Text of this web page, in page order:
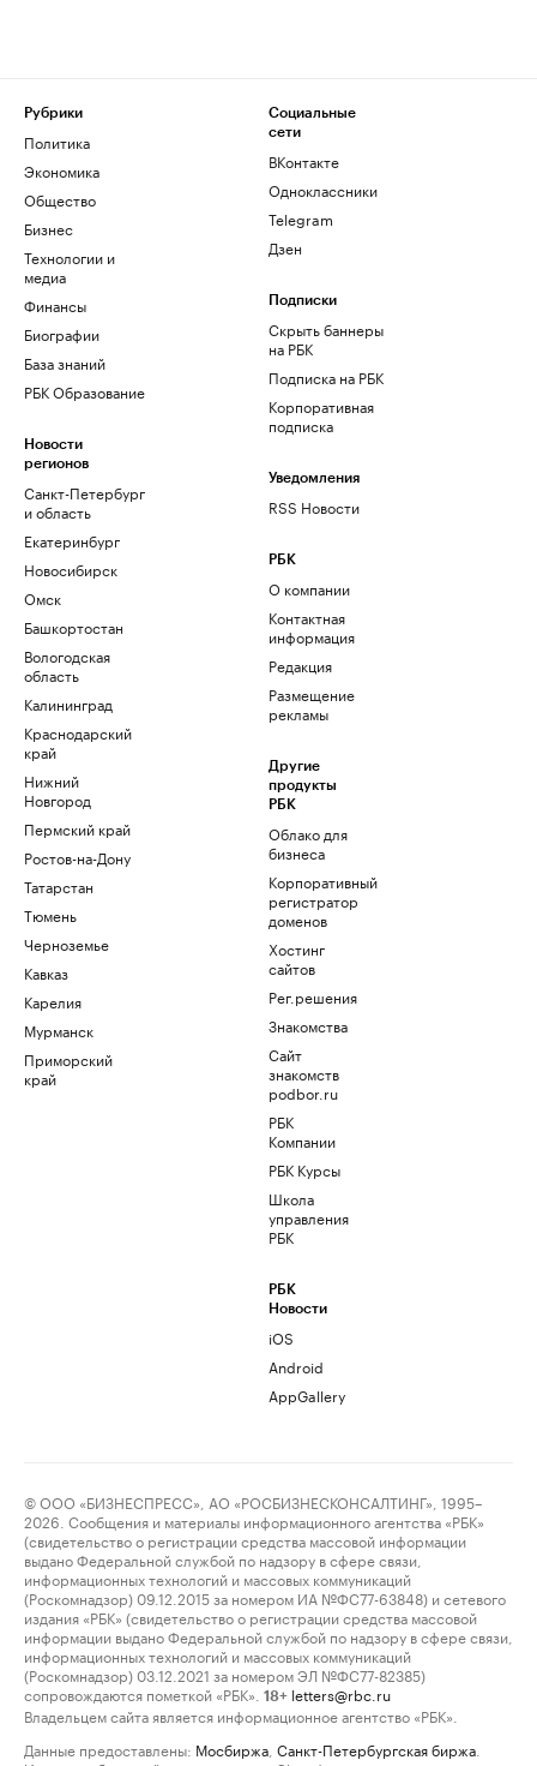
Рубрики
Политика
Экономика
Общество
Бизнес
Технологии и
медиа
Финансы
Биографии
База знаний
РБК Образование
Новости
регионов
Санкт-Петербург
и область
Екатеринбург
Новосибирск
Омск
Башкортостан
Вологодская
область
Калининград
Краснодарский
край
Нижний
Новгород
Пермский край
Ростов-на-Дону
Татарстан
Тюмень
Черноземье
Кавказ
Карелия
Мурманск
Приморский
край
Социальные
сети
ВКонтакте
Одноклассники
Telegram
Дзен
Подписки
Скрыть баннеры
на РБК
Подписка на РБК
Корпоративная
подписка
Уведомления
RSS Новости
РБК
О компании
Контактная
информация
Редакция
Размещение
рекламы
Другие
продукты
РБК
Облако для
бизнеса
Корпоративный
регистратор
доменов
Хостинг
сайтов
Рег.решения
Знакомства
Сайт
знакомств
podbor.ru
РБК
Компании
РБК Курсы
Школа
управления
РБК
РБК
Новости
iOS
Android
AppGallery
© ООО «БИЗНЕСПРЕСС», АО «РОСБИЗНЕСКОНСАЛТИНГ», 1995–
2026. Сообщения и материалы информационного агентства «РБК»
(свидетельство о регистрации средства массовой информации
выдано Федеральной службой по надзору в сфере связи,
информационных технологий и массовых коммуникаций
(Роскомнадзор) 09.12.2015 за номером ИА №ФС77-63848) и сетевого
издания «РБК» (свидетельство о регистрации средства массовой
информации выдано Федеральной службой по надзору в сфере связи,
информационных технологий и массовых коммуникаций
(Роскомнадзор) 03.12.2021 за номером ЭЛ №ФС77-82385)
сопровождаются пометкой «РБК».
18+ letters@rbc.ru
Владельцем сайта является информационное агентство «РБК».
Данные предоставлены: Мосбиржа Санкт-Петербургская биржа